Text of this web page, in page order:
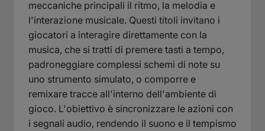
meccaniche principali il ritmo, la melodia e
l'interazione musicale. Questi titoli invitano i
giocatori a interagire direttamente con la
musica, che si tratti di premere tasti a tempo,
padroneggiare complessi schemi di note su
uno strumento simulato, o comporre e
remixare tracce all'interno dell'ambiente di
gioco. L'obiettivo è sincronizzare le azioni con
i segnali audio, rendendo il suono e il tempismo